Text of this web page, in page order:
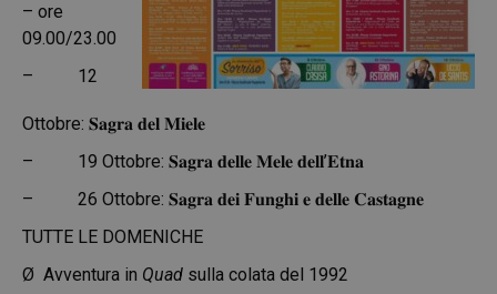
– ore
09.00/23.00
– 12
Ottobre: 𝐒𝐚𝐠𝐫𝐚 𝐝𝐞𝐥 𝐌𝐢𝐞𝐥𝐞
– 19 Ottobre: 𝐒𝐚𝐠𝐫𝐚 𝐝𝐞𝐥𝐥𝐞 𝐌𝐞𝐥𝐞 𝐝𝐞𝐥𝐥’𝐄𝐭𝐧𝐚
– 26 Ottobre: 𝐒𝐚𝐠𝐫𝐚 𝐝𝐞𝐢 𝐅𝐮𝐧𝐠𝐡𝐢 𝐞 𝐝𝐞𝐥𝐥𝐞 𝐂𝐚𝐬𝐭𝐚𝐠𝐧𝐞
TUTTE LE DOMENICHE
Ø Avventura in Quad sulla colata del 1992